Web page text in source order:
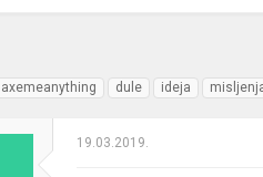
axemeanything dule ideja
19.03.2019.